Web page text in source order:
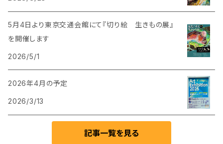
5月4日より東京交通会館にて『切り絵 生きもの展』
を開催します
2026/5/1
2026年4月の予定
2026/3/13
記事一覧を見る